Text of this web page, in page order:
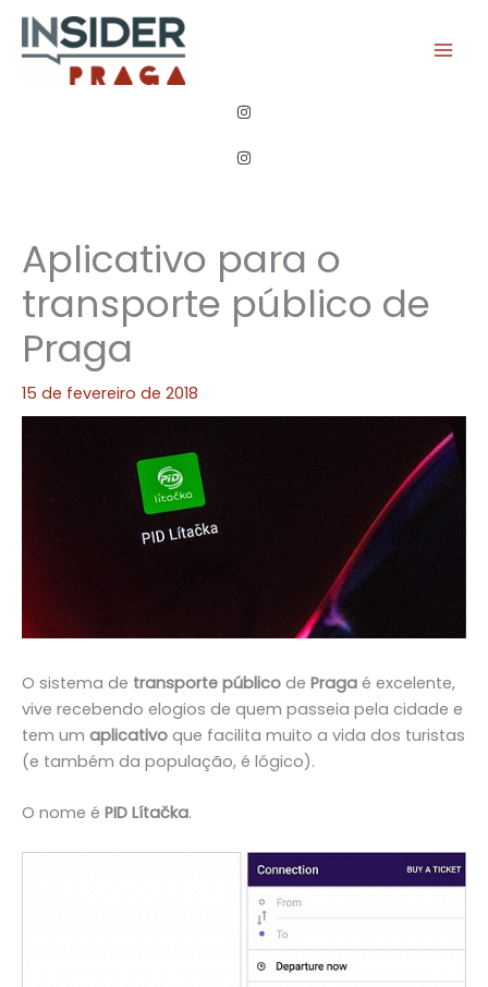
conteúdo
Aplicativo para o
transporte público de
Praga
15 de fevereiro de 2018
O sistema de transporte público de Praga é excelente,
vive recebendo elogios de quem passeia pela cidade e
tem um aplicativo que facilita muito a vida dos turistas
(e também da população, é lógico).
O nome é PID Lítačka.